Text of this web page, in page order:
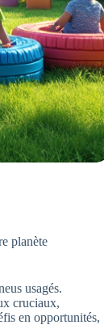
planète
usagés.
cruciaux,
en opportunités,